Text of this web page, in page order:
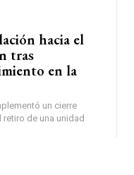
hacia el
tras
en la
un cierre
de una unidad